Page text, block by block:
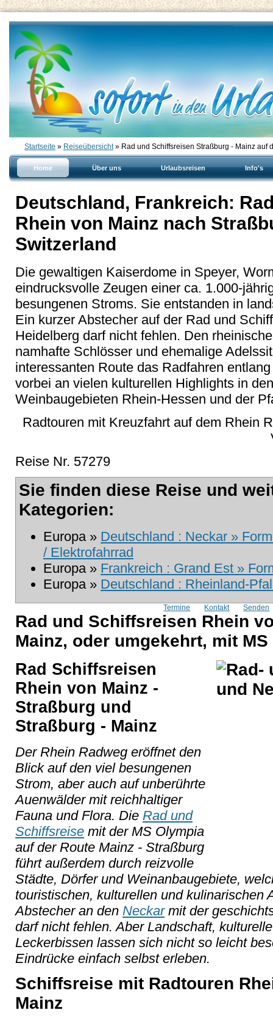
Startseite » Reiseübersicht» Rad und Schiffsreisen Straßburg - Mainz auf
Home Über uns Urlaubsreisen Info's
Deutschland, Frankreich:
Rhein von Mainz nach
Switzerland
Die gewaltigen Kaiserdome in Speyer,
eindrucksvolle Zeugen einer ca. 1.000-
besungenen Stroms. Sie entstanden in
Ein kurzer Abstecher auf der Rad und
Heidelberg darf nicht fehlen. Den
namhafte Schlösser und ehemalige
interessanten Route das Radfahren
vorbei an vielen kulturellen Highlights in
Weinbaugebieten Rhein-Hessen und der
Radtouren mit Kreuzfahrt auf dem Rhein
Reise Nr. 57279
Sie finden diese Reise und
Kategorien:
Europa » Deutschland : Neckar »
/ Elektrofahrrad
Europa » Frankreich : Grand Est »
Europa » Deutschland : Rheinland-
Termine Kontakt Senden
Rad und Schiffsreisen Rhein
Mainz, oder umgekehrt, mit
Rad Schiffsreisen
Rhein von Mainz -
Straßburg und
Straßburg - Mainz
Der Rhein Radweg eröffnet den
Blick auf den viel besungenen
Strom, aber auch auf unberührte
Auenwälder mit reichhaltiger
Fauna und Flora. Die Rad und
Schiffsreise mit der MS Olympia
auf der Route Mainz - Straßburg
führt außerdem durch reizvolle
Städte, Dörfer und Weinanbaugebiete,
touristischen, kulturellen und kulinarischen
Abstecher an den Neckarmit der
darf nicht fehlen. Aber Landschaft,
Leckerbissen lassen sich nicht so leicht
Eindrücke einfach selbst erleben.
Schiffsreise mit Radtouren
Mainz